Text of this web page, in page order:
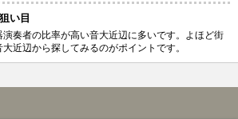
い目
奏者の比率が高い音大近辺に多いです。よほど街
近辺から探してみるのがポイントです。